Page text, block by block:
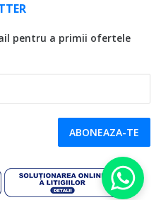
pentru a primii ofertele
ABONEAZA-TE